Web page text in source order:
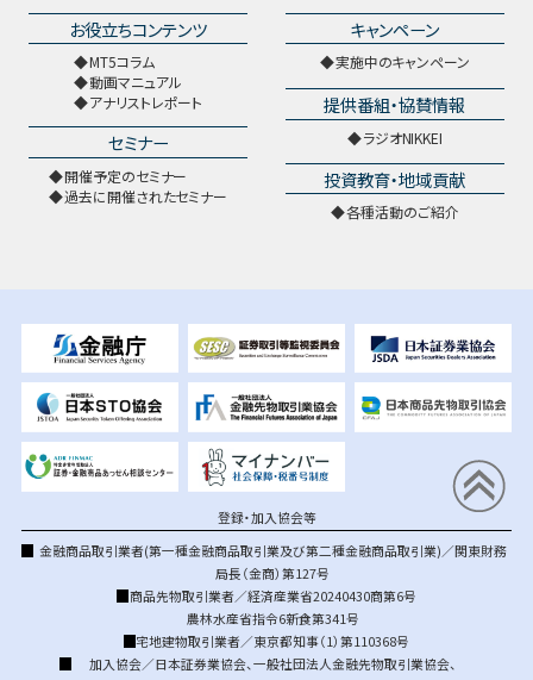
お役立ちコンテンツ
MT5コラム
動画マニュアル
アナリストレポート
セミナー
開催予定のセミナー
過去に開催されたセミナー
キャンペーン
実施中のキャンペーン
提供番組・協賛情報
ラジオNIKKEI
投資教育・地域貢献
各種活動のご紹介
登録・加入協会等
金融商品取引業者(第一種金融商品取引業及び第二種金融商品取引業)／関東財務
局長（金商）第127号
商品先物取引業者／経済産業省20240430商第6号
農林水産省指令6新食第341号
宅地建物取引業者／東京都知事（1）第110368号
加入協会／日本証券業協会、 一般社団法人金融先物取引業協会、